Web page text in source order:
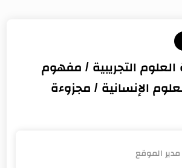
التجريبية / مفهوم
الإنسانية / مجزوءة